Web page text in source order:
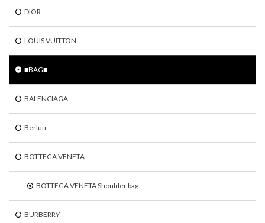
DIOR
LOUIS VUITTON
■BAG■
BALENCIAGA
Berluti
BOTTEGA VENETA
BOTTEGA VENETA Shoulder bag
BURBERRY